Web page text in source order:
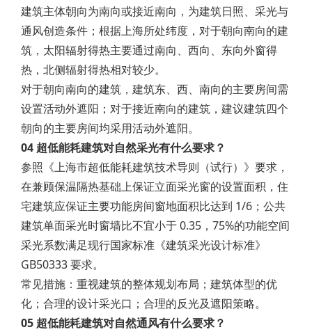
建筑主体朝向为南向或接近南向，为建筑日照、采光与
通风创造条件；根据上海所处纬度，对于朝向南向的建
筑，太阳辐射得热主要通过南向、西向、东向外窗得
热，北侧辐射得热相对较少。
对于朝向南向的建筑，建筑东、西、南向的主要房间需
设置活动外遮阳；对于接近南向的建筑，建议建筑四个
朝向的主要房间均采用活动外遮阳。
04 超低能耗建筑对自然采光有什么要求？
参照《上海市超低能耗建筑技术导则（试行）》要求，
在兼顾保温隔热基础上保证立面采光窗的设置面积，住
宅建筑应保证主要功能房间窗地面积比达到 1/6；公共
建筑单面采光时窗墙比不宜小于 0.35，75%的功能空间
采光系数满足现行国家标准《建筑采光设计标准》
GB50333 要求。
常见措施：重视建筑的整体规划布局；建筑体型的优
化；合理的设计采光口；合理的反光及遮阳策略。
05 超低能耗建筑对自然通风有什么要求？